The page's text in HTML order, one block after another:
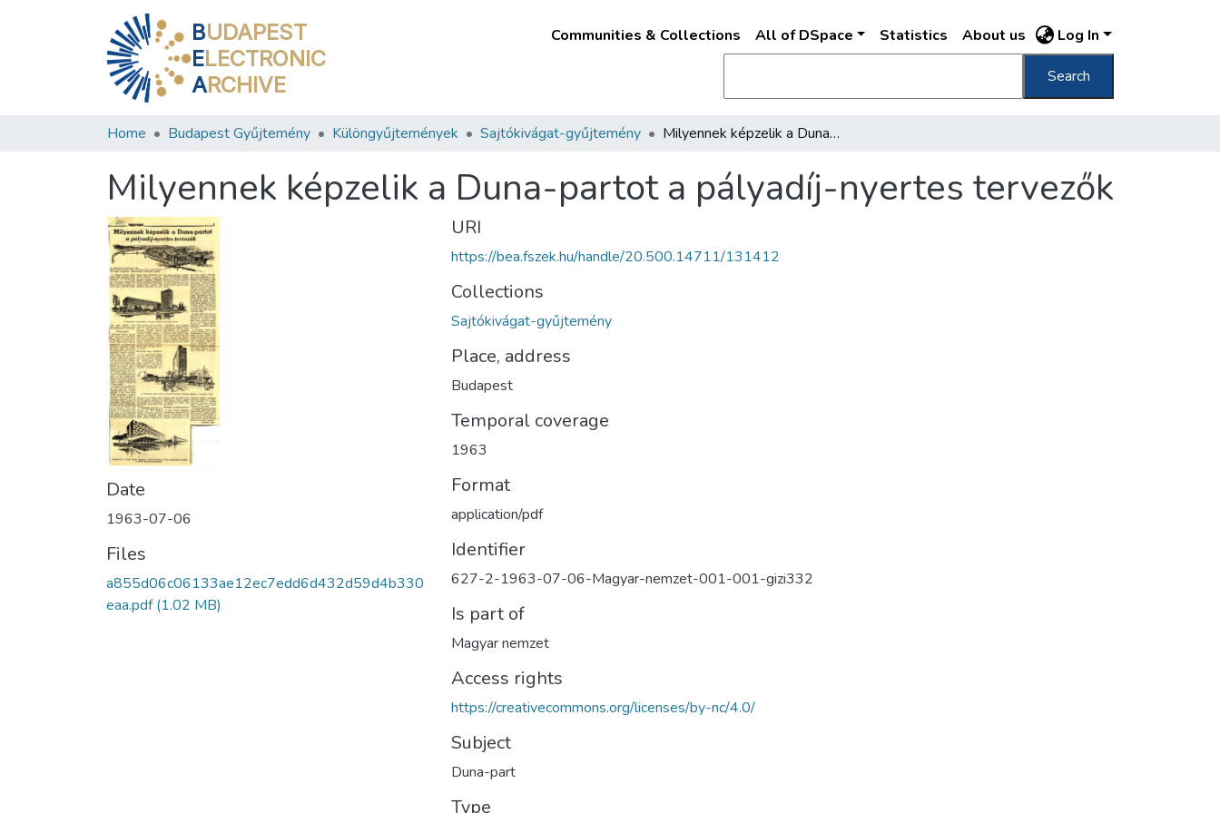
BUDAPEST
ELECTRONIC
ARCHIVE
Communities & Collections All of DSpace Statistics About us Log In
Search
Home Budapest Gyűjtemény Különgyűjtemények Sajtókivágat-gyűjtemény Milyennek képzelik a Duna-partot a pályadíj-nyertes tervezők
Milyennek képzelik a Duna-partot a pályadíj-nyertes tervezők
Date
1963-07-06
Files
a855d06c06133ae12ec7edd6d432d59d4b330
eaa.pdf(1.02 MB)
URI
https://bea.fszek.hu/handle/20.500.14711/131412
Collections
Sajtókivágat-gyűjtemény
Place, address
Budapest
Temporal coverage
1963
Format
application/pdf
Identifier
627-2-1963-07-06-Magyar-nemzet-001-001-gizi332
Is part of
Magyar nemzet
Access rights
https://creativecommons.org/licenses/by-nc/4.0/
Subject
Duna-part
Type